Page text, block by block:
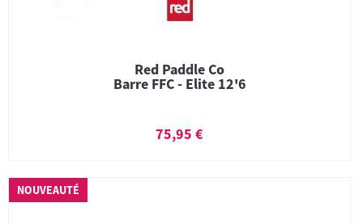
Red Paddle Co
Barre FFC - Elite 12'6
75,95 €
NOUVEAUTÉ